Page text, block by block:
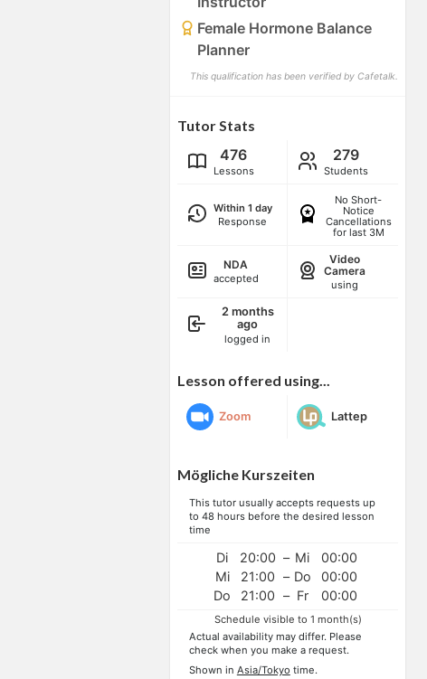
Female Hormone Balance
Planner
This qualification has been verified by Cafetalk.
Tutor Stats
476
Lessons
279
Students
Within 1 day
Response
No Short-
Notice
Cancellations
for last 3M
NDA
accepted
Video
Camera
using
2 months
ago
logged in
Lesson offered using...
Zoom Lattep
Mögliche Kurszeiten
This tutor usually accepts requests up
to 48 hours before the desired lesson
time
Di 20:00 – Mi
00:00
Mi
21:00 – Do
00:00
Do
21:00 – Fr 00:00
Schedule visible to 1 month(s)
Actual availability may differ. Please
check when you make a request.
Shown in Asia/Tokyo time.